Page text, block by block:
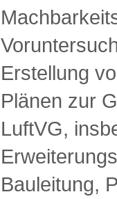
Erstellung
Plänen zur
LuftVG,
Bauleitung,